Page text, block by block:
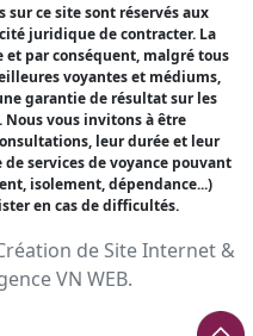
sur ce site sont réservés aux
juridique de contracter. La
et par conséquent, malgré tous
voyantes et médiums,
garantie de résultat sur les
vous invitons à être
leur durée et leur
services de voyance pouvant
isolement, dépendance...)
en cas de difficultés.
de Site Internet &
VN WEB.